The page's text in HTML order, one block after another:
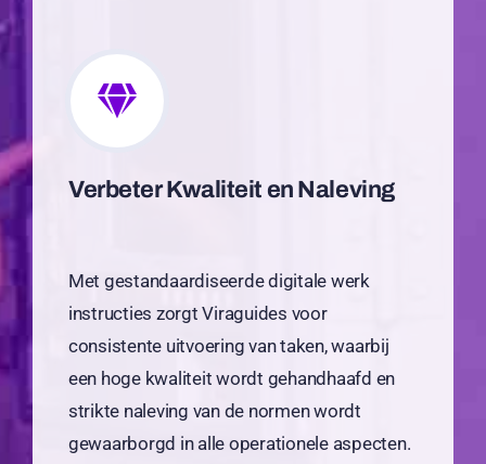
Verbeter Kwaliteit en Naleving
Met gestandaardiseerde digitale werk
instructies zorgt Viraguides voor
consistente uitvoering van taken, waarbij
een hoge kwaliteit wordt gehandhaafd en
strikte naleving van de normen wordt
gewaarborgd in alle operationele aspecten.